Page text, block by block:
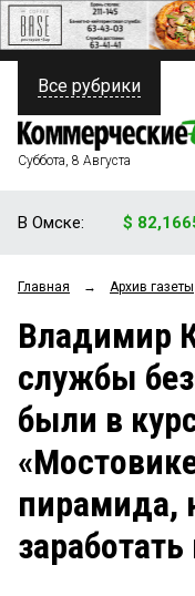
ПОЛИТИКА
ФИНАНСЫ
ОБЩЕСТВО
ЗАКОН
НОВОСТИ КОМПАНИЙ
ПРОИСШЕСТВИЯ
СТИЛЬ ЖИЗНИ
Все рубрики
Суббота, 8 Августа
В Омске: $
Главная → Архив газеты
Владимир
службы
были в
пирамида,